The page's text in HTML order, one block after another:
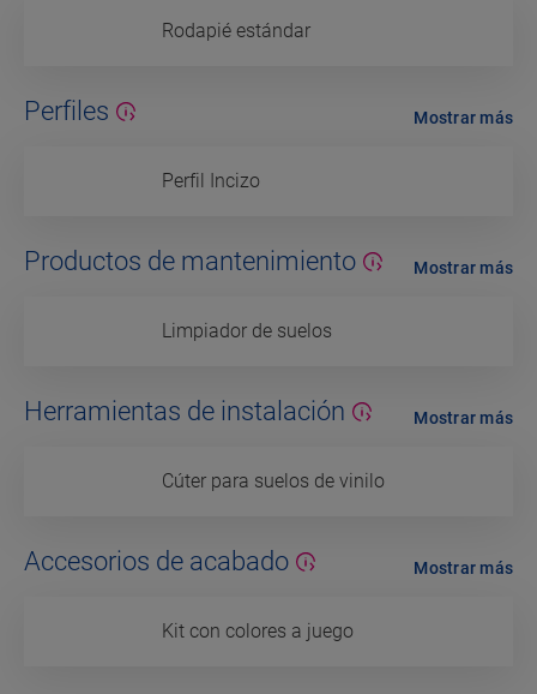
Rodapié estándar
Perfiles
Perfil Incizo
Mostrar más
Productos de mantenimiento
Limpiador de suelos
Mostrar más
Herramientas de instalación
Cúter para suelos de vinilo
Mostrar más
Accesorios de acabado
Kit con colores a juego
Mostrar más